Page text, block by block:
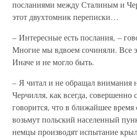
посланиями между Сталиным и
этот двухтомник переписки…
– Интересные есть послания, –
Многие мы вдвоем сочиняли. Все
Иначе и не могло быть.
– Я читал и не обращал внимания
Черчилля, как всегда, совершенно
говорится, что в ближайшее время
возьмут польский населенный
немцы производят испытание